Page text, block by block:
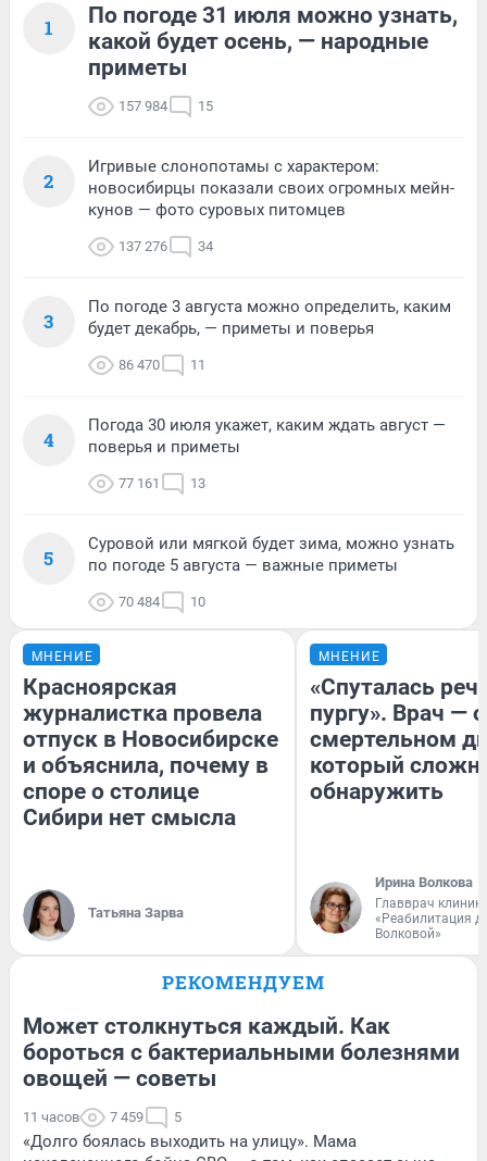
1
По погоде 31 июля можно узнать,
какой будет осень, — народные
приметы
157 984 15
2
Игривые слонопотамы с характером:
новосибирцы показали своих огромных мейн-
кунов — фото суровых питомцев
137 276 34
3
По погоде 3 августа можно определить, каким
будет декабрь, — приметы и поверья
86 470 11
4
Погода 30 июля укажет, каким ждать август —
поверья и приметы
77 161 13
5
Суровой или мягкой будет зима, можно узнать
по погоде 5 августа — важные приметы
70 484 10
МНЕНИЕ
Красноярская
журналистка провела
отпуск в Новосибирске
и объяснила, почему в
споре о столице
Сибири нет смысла
Татьяна Зарва
МНЕНИЕ
«Спуталась
пургу». Врач — о
смертельном
который
обнаружить
Ирина Волкова
Главврач
«Реабилитация
Волковой»
РЕКОМЕНДУЕМ
Может столкнуться каждый. Как
бороться с бактериальными болезнями
овощей — советы
11 часов 7 459 5
«Долго боялась выходить на улицу». Мама